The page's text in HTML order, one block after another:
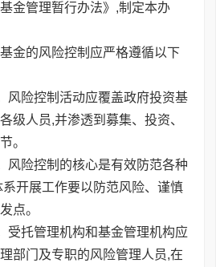
金管理暂行办法》,制定本办
的风险控制应严格遵循以下
险控制活动应覆盖政府投资基
级人员,并渗透到募集、投资、
。
险控制的核心是有效防范各种
开展工作要以防范风险、谨慎
点。
托管理机构和基金管理机构应
部门及专职的风险管理人员,在